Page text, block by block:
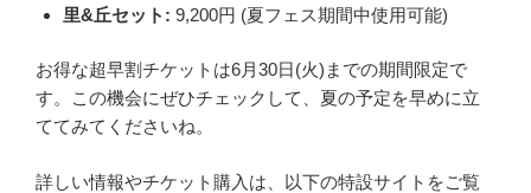
里&丘セット: 9,200円 (夏フェス期間中使用可能)
お得な超早割チケットは6月30日(火)までの期間限定で
す。この機会にぜひチェックして、夏の予定を早めに立
ててみてくださいね。
詳しい情報やチケット購入は、以下の特設サイトをご覧